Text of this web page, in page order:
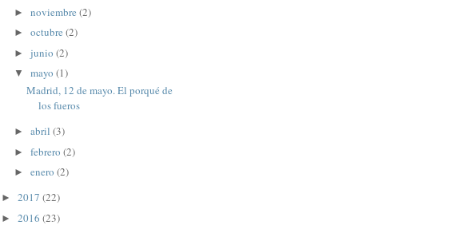
► noviembre (2)
► octubre (2)
► junio (2)
▼ mayo (1)
Madrid, 12 de mayo. El porqué de
los fueros
► abril (3)
► febrero (2)
► enero (2)
► 2017 (22)
► 2016 (23)